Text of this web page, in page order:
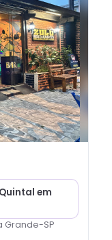
em
Grande-SP